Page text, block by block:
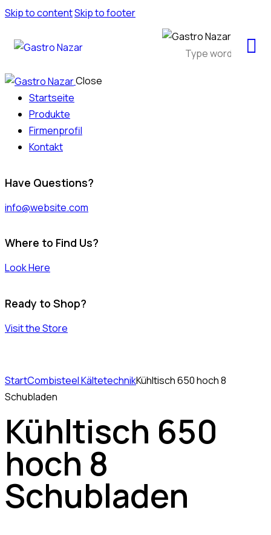
Skip to contentSkip to footer
Close
Startseite
Produkte
Firmenprofil
Kontakt
Have Questions?
info@website.com
Where to Find Us?
Look Here
Ready to Shop?
Visit the Store
StartCombisteel KältetechnikKühltisch 650 hoch 8
Schubladen
Kühltisch 650
hoch 8
Schubladen